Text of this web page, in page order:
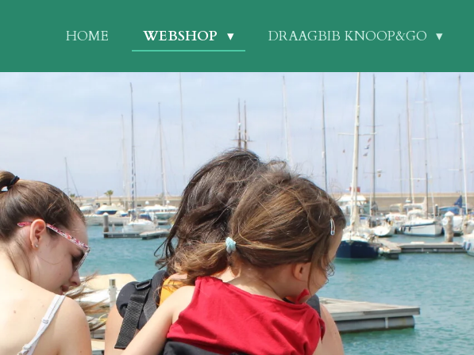
HOME WEBSHOP DRAAGBIB KNOOP&GO